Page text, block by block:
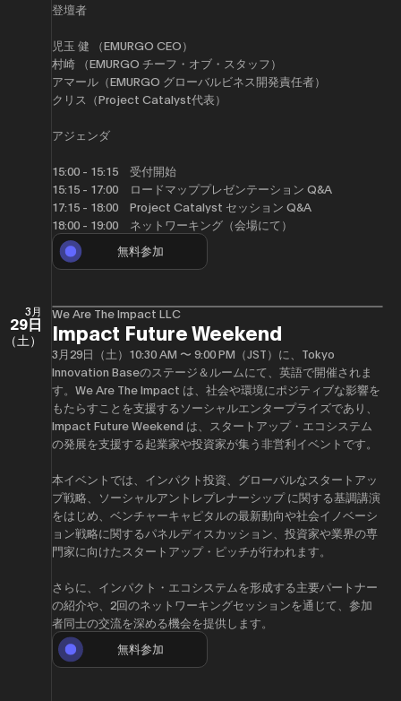
​登壇者
​児玉 健 （EMURGO CEO）
​村崎 （EMURGO チーフ・オブ・スタッフ）
​アマール（EMURGO グローバルビネス開発責任者）
​クリス（Project Catalyst代表）
​アジェンダ
​15:00 - 15:15 受付開始
15:15 - 17:00 ロードマッププレゼンテーション Q&A
17:15 - 18:00 Project Catalyst セッション Q&A
18:00 - 19:00 ネットワーキング（会場にて）
無料参加
3月
29日
（土）
We Are The Impact LLC
Impact Future Weekend
3月29日（土）10:30 AM 〜 9:00 PM（JST）に、Tokyo
Innovation Baseのステージ＆ルームにて、英語で開催されま
す。We Are The Impact は、社会や環境にポジティブな影響を
もたらすことを支援するソーシャルエンタープライズであり、
Impact Future Weekend は、スタートアップ・エコシステム
の発展を支援する起業家や投資家が集う非営利イベントです。
本イベントでは、インパクト投資、グローバルなスタートアッ
プ戦略、ソーシャルアントレプレナーシップ に関する基調講演
をはじめ、ベンチャーキャピタルの最新動向や社会イノベーシ
ョン戦略に関するパネルディスカッション、投資家や業界の専
門家に向けたスタートアップ・ピッチが行われます。
さらに、インパクト・エコシステムを形成する主要パートナー
の紹介や、2回のネットワーキングセッションを通じて、参加
者同士の交流を深める機会を提供します。
無料参加